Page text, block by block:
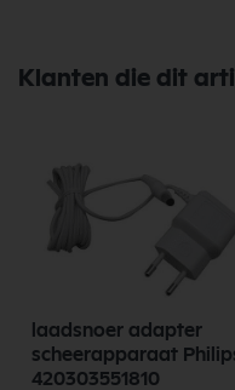
Klanten die dit
laadsnoer adapter
scheerapparaat
420303551810